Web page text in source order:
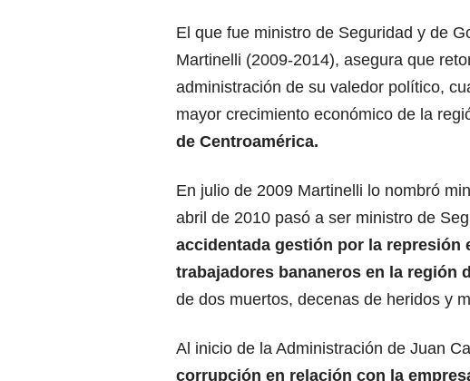
El que fue ministro de Seguridad y de
Martinelli (2009-2014), asegura que
administración de su valedor político,
mayor crecimiento económico de la
de Centroamérica.
En julio de 2009 Martinelli lo nombró
abril de 2010 pasó a ser ministro de
accidentada gestión por la represión
trabajadores bananeros en la región
de dos muertos, decenas de heridos y
Al inicio de la Administración de Juan
corrupción en relación con la